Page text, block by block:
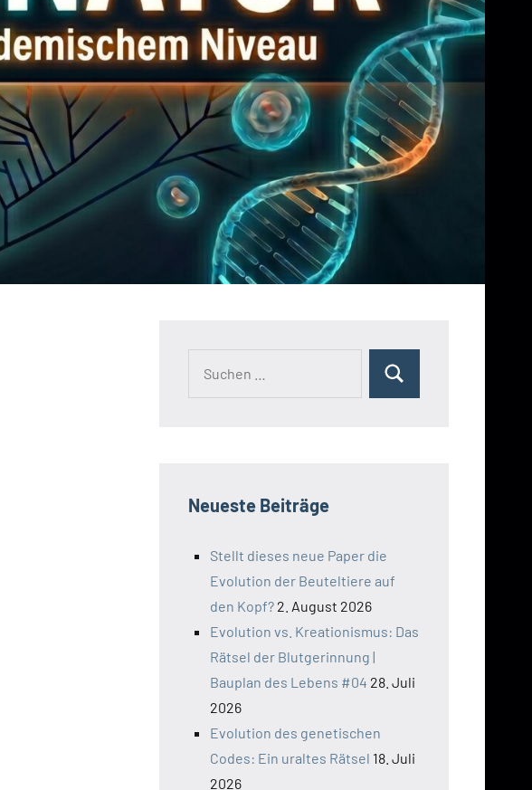
Suchen
Neueste Beiträge
Stellt dieses neue Paper die
Evolution der Beuteltiere auf
den Kopf? 2. August 2026
Evolution vs. Kreationismus: Das
Rätsel der Blutgerinnung |
Bauplan des Lebens #04 28. Juli
2026
Evolution des genetischen
Codes: Ein uraltes Rätsel 18. Juli
2026